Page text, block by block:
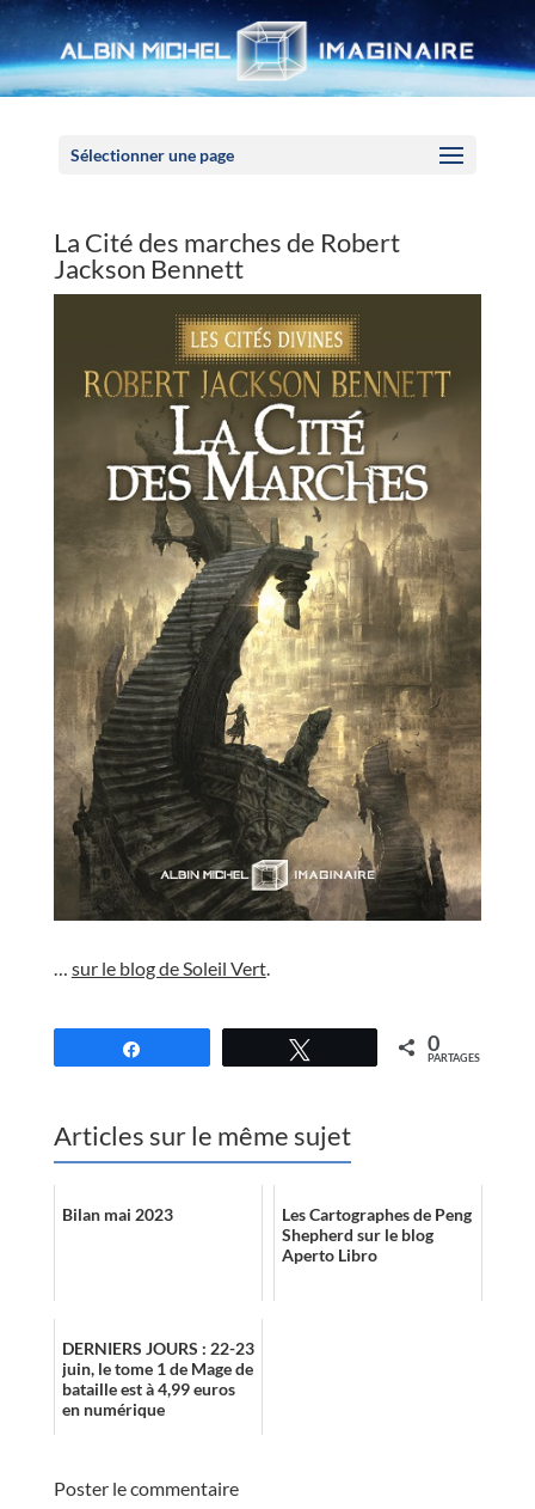
Sélectionner une page
La Cité des marches de Robert
Jackson Bennett
… sur le blog de Soleil Vert.
0
PARTAGES
Articles sur le même sujet
Bilan mai 2023
Les Cartographes de Peng
Shepherd sur le blog
Aperto Libro
DERNIERS JOURS : 22-23
juin, le tome 1 de Mage de
bataille est à 4,99 euros
en numérique
Poster le commentaire
Panneau de gestion des cookies